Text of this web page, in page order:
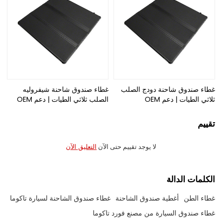
غطاء صندوق شاحنة دودج الصلب
ثلاثي الطيات | دعم OEM
غطاء صندوق شاحنة شيفروليه
الصلب ثلاثي الطيات | دعم OEM
تقييم
لا يوجد تقييم حتى الآن التعليق الآن
الكلمات الدالة
غطاء الطن أغطية صندوق الشاحنة غطاء صندوق الشاحنة لسيارة تاكوما
غطاء صندوق السيارة من مصنع فورد تاكوما